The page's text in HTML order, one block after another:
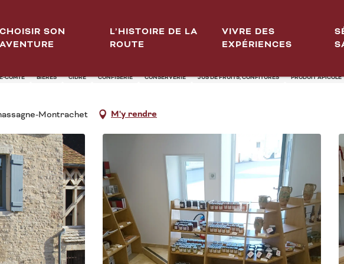
CHOISIR SON
AVENTURE
L’HISTOIRE DE LA
ROUTE
VIVRE DES
EXPÉRIENCES
COMTÉ BIÈRES CIDRE CONFISERIE CONSERVERIE JUS DE FRUITS, CONFITURES PRODUIT APICOLE
Montrachet M'y rendre